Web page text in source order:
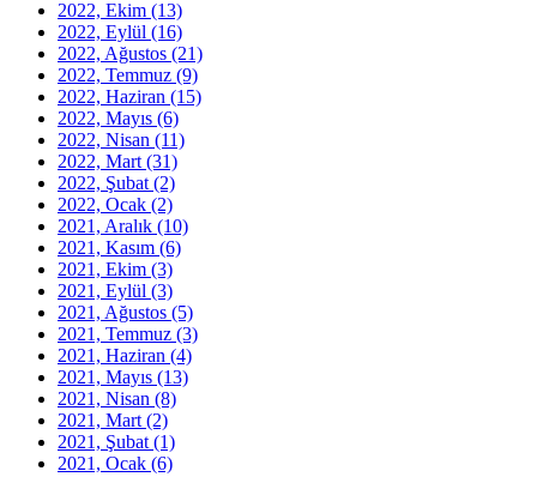
2022, Ekim (13)
2022, Eylül (16)
2022, Ağustos (21)
2022, Temmuz (9)
2022, Haziran (15)
2022, Mayıs (6)
2022, Nisan (11)
2022, Mart (31)
2022, Şubat (2)
2022, Ocak (2)
2021, Aralık (10)
2021, Kasım (6)
2021, Ekim (3)
2021, Eylül (3)
2021, Ağustos (5)
2021, Temmuz (3)
2021, Haziran (4)
2021, Mayıs (13)
2021, Nisan (8)
2021, Mart (2)
2021, Şubat (1)
2021, Ocak (6)